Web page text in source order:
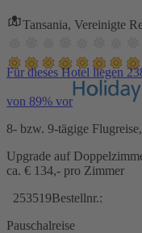
Tansania, Vereinigte
Für dieses Hotel liegen
von 89% vor
8- bzw. 9-tägige
Upgrade auf
ca. € 134,- pro Zimmer
253519Bestellnr.:
Pauschalreise